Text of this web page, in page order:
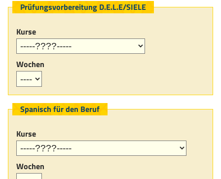
Prüfungsvorbereitung D.E.L.E/SIELE
Kurse
Wochen
Spanisch für den Beruf
Kurse
Wochen